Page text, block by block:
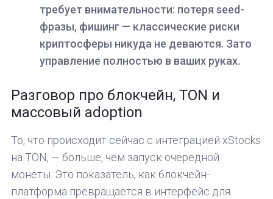
требует внимательности: потеря seed-
фразы, фишинг — классические риски
криптосферы никуда не деваются. Зато
управление полностью в ваших руках.
Разговор про блокчейн, TON и
массовый adoption
То, что происходит сейчас с интеграцией xStocks
на TON, — больше, чем запуск очередной
монеты. Это показатель, как блокчейн-
платформа превращается в интерфейс для